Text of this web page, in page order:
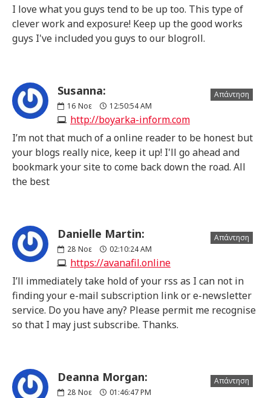
I love what you guys tend to be up too. This type of
clever work and exposure! Keep up the good works
guys I've included you guys to our blogroll.
Susanna:
16 Νοε 12:50:54 AM
http://boyarka-inform.com
Απάντηση
I’m not that much of a online reader to be honest but
your blogs really nice, keep it up! I'll go ahead and
bookmark your site to come back down the road. All
the best
Danielle Martin:
28 Νοε 02:10:24 AM
https://avanafil.online
Απάντηση
I’ll immediately take hold of your rss as I can not in
finding your e-mail subscription link or e-newsletter
service. Do you have any? Please permit me recognise
so that I may just subscribe. Thanks.
Deanna Morgan:
28 Νοε 01:46:47 PM
Απάντηση